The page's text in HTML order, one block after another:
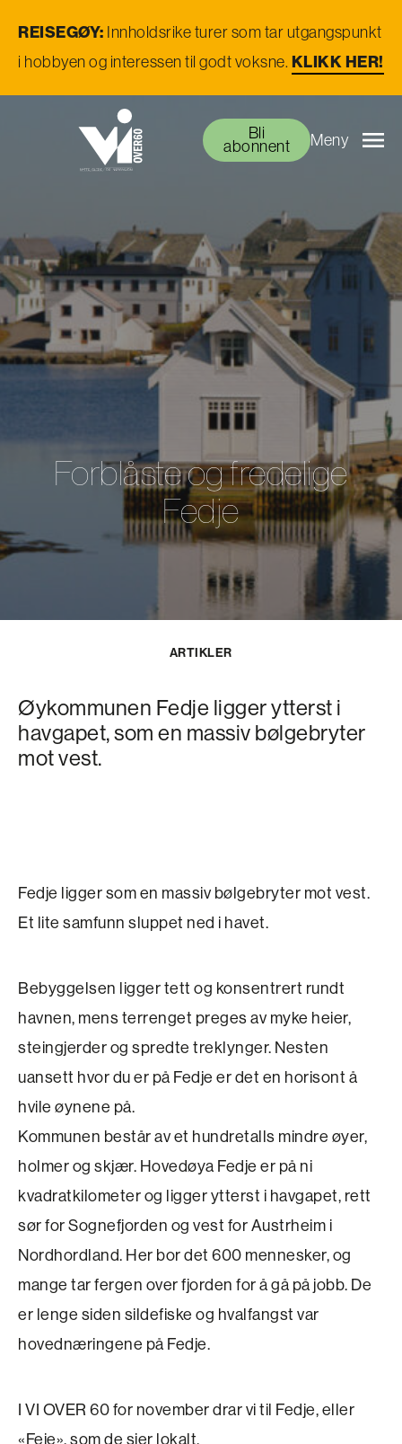
REISEGØY: Innholdsrike turer som tar utgangspunkt
i hobbyen og interessen til godt voksne. KLIKK HER!
Bli
abonnent Meny
Forblåste og fredelige
Fedje
ARTIKLER
Øykommunen Fedje ligger ytterst i
havgapet, som en massiv bølgebryter
mot vest.
Fedje ligger som en massiv bølgebryter mot vest.
Et lite samfunn sluppet ned i havet.
Bebyggelsen ligger tett og konsentrert rundt
havnen, mens terrenget preges av myke heier,
steingjerder og spredte treklynger. Nesten
uansett hvor du er på Fedje er det en horisont å
hvile øynene på.
Kommunen består av et hundretalls mindre øyer,
holmer og skjær. Hovedøya Fedje er på ni
kvadratkilometer og ligger ytterst i havgapet, rett
sør for Sognefjorden og vest for Austrheim i
Nordhordland. Her bor det 600 mennesker, og
mange tar fergen over fjorden for å gå på jobb. De
er lenge siden sildefiske og hvalfangst var
hovednæringene på Fedje.
I VI OVER 60 for november drar vi til Fedje, eller
«Feie», som de sier lokalt.